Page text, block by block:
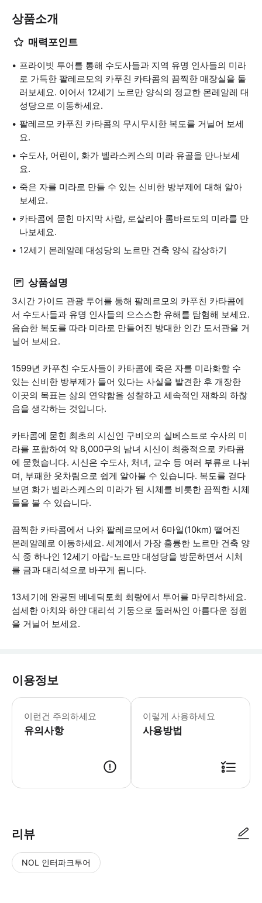
상품소개
매력포인트
프라이빗 투어를 통해 수도사들과 지역 유명 인사들의 미라
로 가득한 팔레르모의 카푸친 카타콤의 끔찍한 매장실을 둘
러보세요. 이어서 12세기 노르만 양식의 정교한 몬레알레 대
성당으로 이동하세요.
팔레르모 카푸친 카타콤의 무시무시한 복도를 거닐어 보세
요.
수도사, 어린이, 화가 벨라스케스의 미라 유골을 만나보세
요.
죽은 자를 미라로 만들 수 있는 신비한 방부제에 대해 알아
보세요.
카타콤에 묻힌 마지막 사람, 로살리아 롬바르도의 미라를 만
나보세요.
12세기 몬레알레 대성당의 노르만 건축 양식 감상하기
상품설명
3시간 가이드 관광 투어를 통해 팔레르모의 카푸친 카타콤에
서 수도사들과 유명 인사들의 으스스한 유해를 탐험해 보세요.
음습한 복도를 따라 미라로 만들어진 방대한 인간 도서관을 거
닐어 보세요.
1599년 카푸친 수도사들이 카타콤에 죽은 자를 미라화할 수
있는 신비한 방부제가 들어 있다는 사실을 발견한 후 개장한
이곳의 목표는 삶의 연약함을 성찰하고 세속적인 재화의 하찮
음을 생각하는 것입니다.
카타콤에 묻힌 최초의 시신인 구비오의 실베스트로 수사의 미
라를 포함하여 약 8,000구의 남녀 시신이 최종적으로 카타콤
에 묻혔습니다. 시신은 수도사, 처녀, 교수 등 여러 부류로 나뉘
며, 부패한 옷차림으로 쉽게 알아볼 수 있습니다. 복도를 걷다
보면 화가 벨라스케스의 미라가 된 시체를 비롯한 끔찍한 시체
들을 볼 수 있습니다.
끔찍한 카타콤에서 나와 팔레르모에서 6마일(10km) 떨어진
몬레알레로 이동하세요. 세계에서 가장 훌륭한 노르만 건축 양
식 중 하나인 12세기 아랍-노르만 대성당을 방문하면서 시체
를 금과 대리석으로 바꾸게 됩니다.
13세기에 완공된 베네딕토회 회랑에서 투어를 마무리하세요.
섬세한 아치와 하얀 대리석 기둥으로 둘러싸인 아름다운 정원
을 거닐어 보세요.
이용정보
이런건 주의하세요
유의사항
- 프라이빗 투어입니다. - 요청 시 다
이렇게 사용하세요
사용방법
리뷰
NOL 인터파크투어